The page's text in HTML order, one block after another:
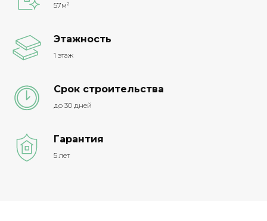
57м²
Этажность
1 этаж
Срок строительства
до 30 дней
Гарантия
5 лет